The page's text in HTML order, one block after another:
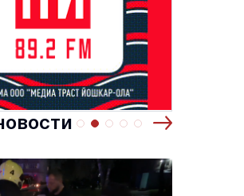
«… И птичка вылетает II»
Музеи
24.11.2023